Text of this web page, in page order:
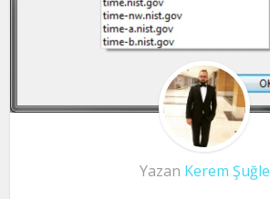
Yazan Kerem Şuğle